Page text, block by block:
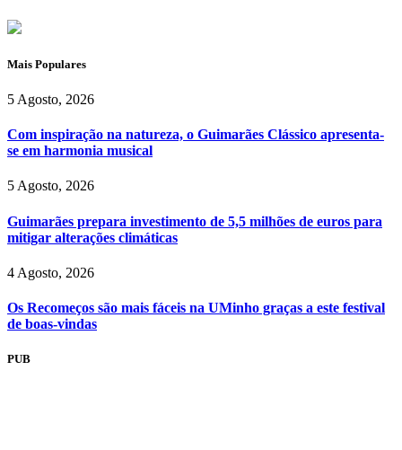
Mais Populares
5 Agosto, 2026
Com inspiração na natureza, o Guimarães Clássico apresenta-
se em harmonia musical
5 Agosto, 2026
Guimarães prepara investimento de 5,5 milhões de euros para
mitigar alterações climáticas
4 Agosto, 2026
Os Recomeços são mais fáceis na UMinho graças a este festival
de boas-vindas
PUB